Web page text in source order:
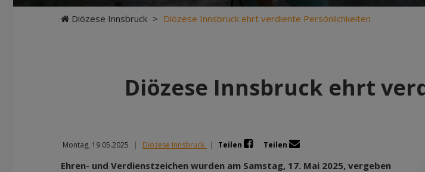
Diözese Innsbruck > Diözese Innsbruck ehrt verdiente Persönlichkeiten
Diözese Innsbruck ehrt
Montag, 19.05.2025 | Diözese Innsbruck | Teilen Teilen
Ehren- und Verdienstzeichen wurden am Samstag, 17. Mai 2025, vergeben